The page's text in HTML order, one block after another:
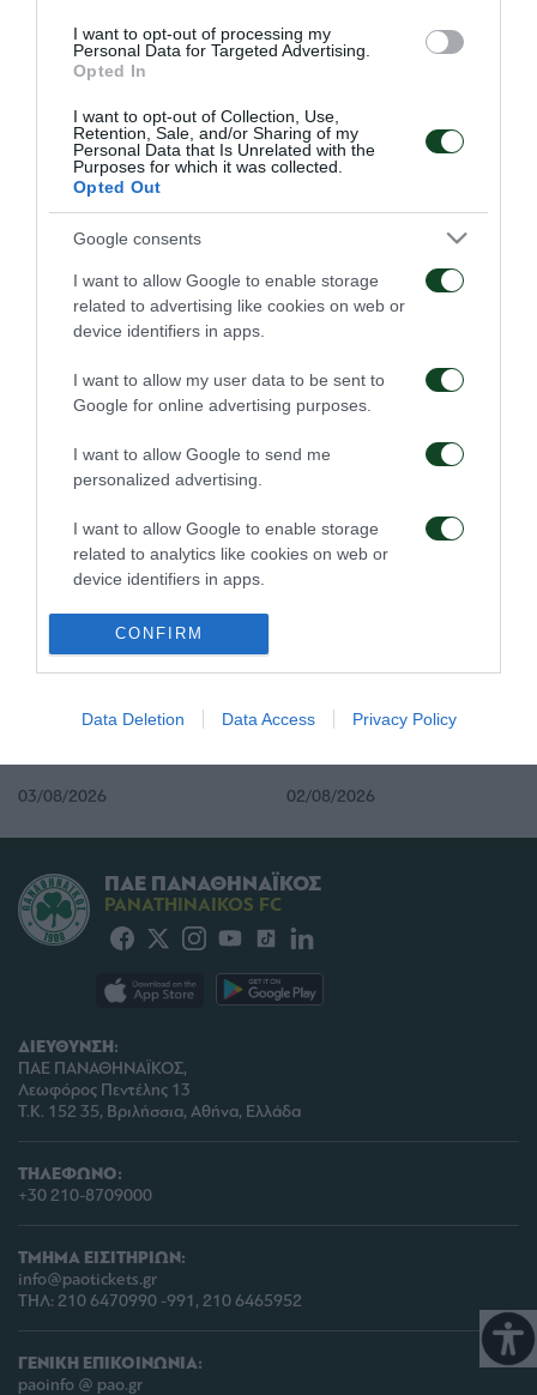
I want to opt-out of processing my
Personal Data for Targeted Advertising.
Opted In
I want to opt-out of Collection, Use,
Retention, Sale, and/or Sharing of my
Personal Data that Is Unrelated with the
Purposes for which it was collected.
Opted Out
Google consents
I want to allow Google to enable storage
related to advertising like cookies on web or
device identifiers in apps.
I want to allow my user data to be sent to
Google for online advertising purposes.
I want to allow Google to send me
personalized advertising.
I want to allow Google to enable storage
related to analytics like cookies on web or
device identifiers in apps.
I want to allow Google to enable storage
related to functionality of the website or app.
related to personalization.
related to security, including authentication
CONFIRM
Data Deletion Data Access Privacy Policy
Για την πρόκριση στη
Σόφια
05/08/2026
Η ευρωπαϊκή λίστα για
ΤΣΣΚΑ 1948
Ιατρική ενημέρωση για
τον Ανδρέα Τετέι
Προπόνηση και
αποστολή για το ματς με
Τακτική και παιχνίδι
03/08/2026
Πρώτη προπόνηση για
02/08/2026
ΔΙΕΥΘΥΝΣΗ:
ΠΑΕ ΠΑΝΑΘΗΝΑΪΚΟΣ,
Λεωφόρος Πεντέλης 13
Τ.Κ. 152 35, Βριλήσσια, Αθήνα, Ελλάδα
ΤΗΛΕΦΩΝΟ:
+30 210-8709000
ΤΜΗΜΑ ΕΙΣΙΤΗΡΙΩΝ:
info@paotickets.gr
ΤΗΛ: 210 6470990 -991, 210 6465952
ΓΕΝΙΚΗ ΕΠΙΚΟΙΝΩΝΙΑ:
paoinfo @ pao.gr
ΠΑΕ ΠΑΝΑΘΗΝΑΪΚΟΣ
PANATHINAIKOS FC